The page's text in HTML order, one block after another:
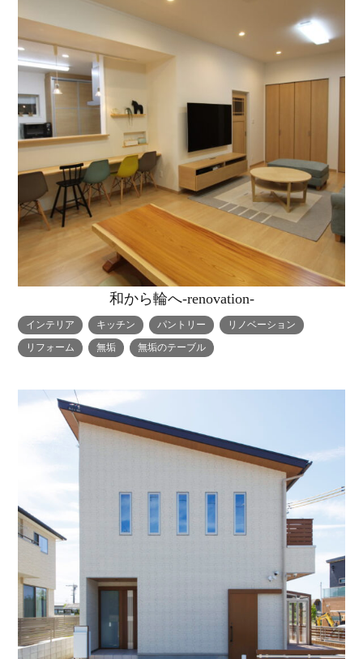
和から輪へ-renovation-
インテリア キッチン パントリー
リノベーション
リフォーム
無垢 無垢のテーブル